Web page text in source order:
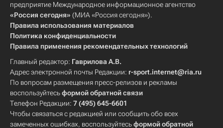
предприятие Международное информационное агентство
«Россия сегодня» (МИА «Россия сегодня»).
Правила использования материалов
Политика конфиденциальности
Правила применения рекомендательных технологий
Главный редактор: Гаврилова А.В.
Адрес электронной почты Редакции: r-sport.internet@ria.ru
По вопросам размещения пресс-релизов и рекламы
воспользуйтесьформой обратной связи
Телефон Редакции: 7 (495) 645-6601
Чтобы связаться с редакцией или сообщить обо всех
замеченных ошибках, воспользуйтесьформой обратной